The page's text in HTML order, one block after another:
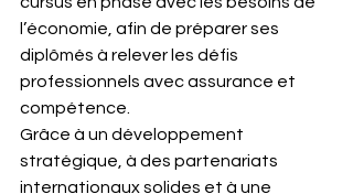
l’économie, afin de préparer ses
diplômés à relever les défis
professionnels avec assurance et
compétence.
Grâce à un développement
stratégique, à des partenariats
internationaux solides et à une